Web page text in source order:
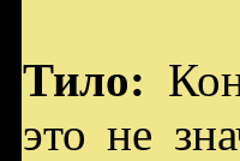
Тило:
это не